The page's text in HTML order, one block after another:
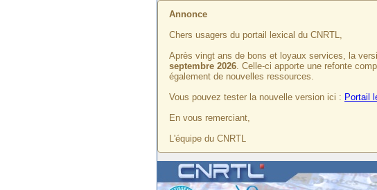
Annonce
Chers usagers du portail lexical du CNRTL,
Après vingt ans de bons et loyaux services, la
septembre 2026. Celle-ci apporte une refonte
également de nouvelles ressources.
Vous pouvez tester la nouvelle version ici : Portail
En vous remerciant,
L'équipe du CNRTL